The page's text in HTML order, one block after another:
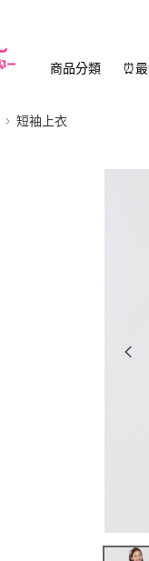
商品分類 ⏰
短袖上衣